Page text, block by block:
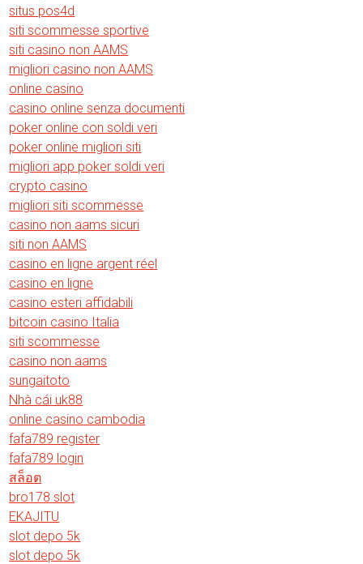
situs pos4d
siti scommesse sportive
siti casino non AAMS
migliori casino non AAMS
online casino
casino online senza documenti
poker online con soldi veri
poker online migliori siti
migliori app poker soldi veri
crypto casino
migliori siti scommesse
casino non aams sicuri
siti non AAMS
casino en ligne argent réel
casino en ligne
casino esteri affidabili
bitcoin casino Italia
siti scommesse
casino non aams
sungaitoto
Nhà cái uk88
online casino cambodia
fafa789 register
fafa789 login
สล็อต
bro178 slot
EKAJITU
slot depo 5k
slot depo 5k